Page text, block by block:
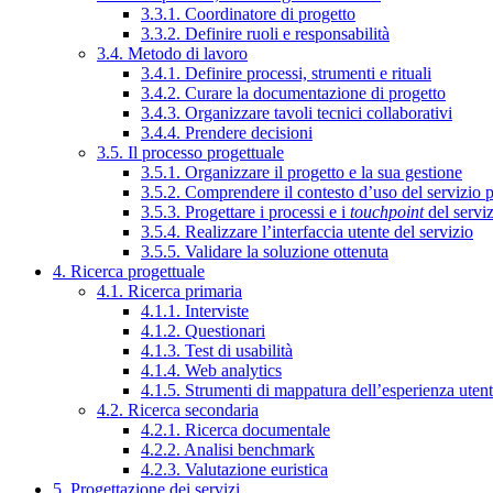
3.3.1. Coordinatore di progetto
3.3.2. Definire ruoli e responsabilità
3.4. Metodo di lavoro
3.4.1. Definire processi, strumenti e rituali
3.4.2. Curare la documentazione di progetto
3.4.3. Organizzare tavoli tecnici collaborativi
3.4.4. Prendere decisioni
3.5. Il processo progettuale
3.5.1. Organizzare il progetto e la sua gestione
3.5.2. Comprendere il contesto d’uso del servizio
3.5.3. Progettare i processi e i touchpointdel
3.5.4. Realizzare l’interfaccia utente del servizio
3.5.5. Validare la soluzione ottenuta
4. Ricerca progettuale
4.1. Ricerca primaria
4.1.1. Interviste
4.1.2. Questionari
4.1.3. Test di usabilità
4.1.4. Web analytics
4.1.5. Strumenti di mappatura dell’esperienza
4.2. Ricerca secondaria
4.2.1. Ricerca documentale
4.2.2. Analisi benchmark
4.2.3. Valutazione euristica
5. Progettazione dei servizi